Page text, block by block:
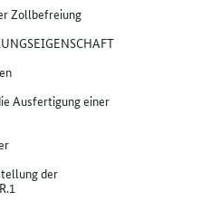
Zollbefreiung
Ausfertigung einer
der